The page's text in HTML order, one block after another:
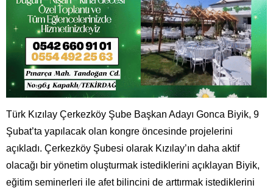
Türk Kızılay Çerkezköy Şube Başkan Adayı Gonca Biyik, 9
Şubat’ta yapılacak olan kongre öncesinde projelerini
açıkladı. Çerkezköy Şubesi olarak Kızılay’ın daha aktif
olacağı bir yönetim oluşturmak istediklerini açıklayan Biyik,
eğitim seminerleri ile afet bilincini de arttırmak istediklerini